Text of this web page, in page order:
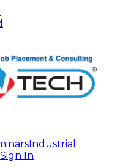
Industrial
Sign In